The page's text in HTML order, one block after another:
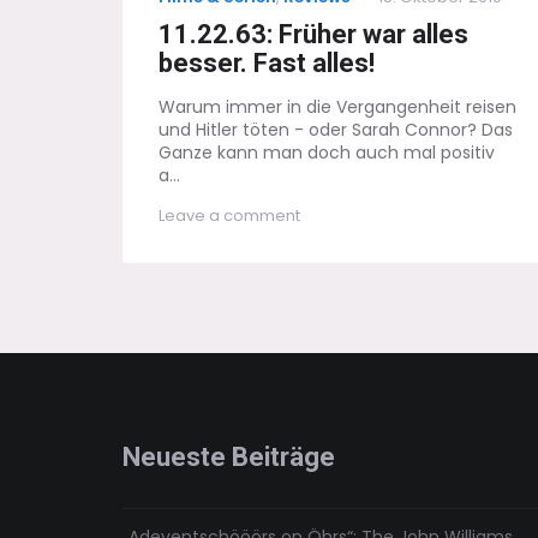
11.22.63: Früher war alles
besser. Fast alles!
Warum immer in die Vergangenheit reisen
und Hitler töten - oder Sarah Connor? Das
Ganze kann man doch auch mal positiv
a...
Leave a commenton
Neueste Beiträge